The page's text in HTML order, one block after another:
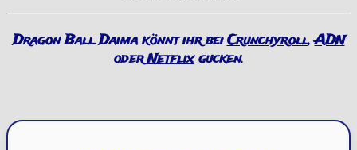
Dragon Ball Daima könnt ihr beiCrunchyroll,ADN
oderNetflixgucken.